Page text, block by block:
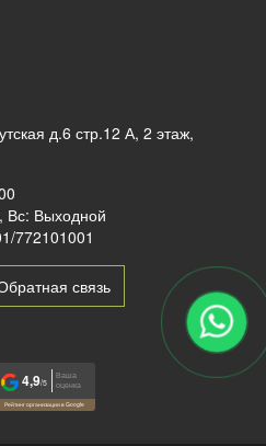
д.6 стр.12 А, 2 этаж,
Вс: Выходной
772101001
связь
4,9/5
Ваша
оценка
Рейтинг организации в Google